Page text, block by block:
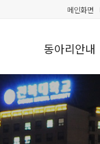
메인화면
동아리안내